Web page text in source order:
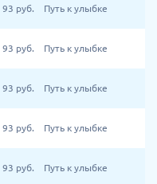
93 руб. Путь к улыбке
93 руб. Путь к улыбке
93 руб. Путь к улыбке
93 руб. Путь к улыбке
93 руб. Путь к улыбке